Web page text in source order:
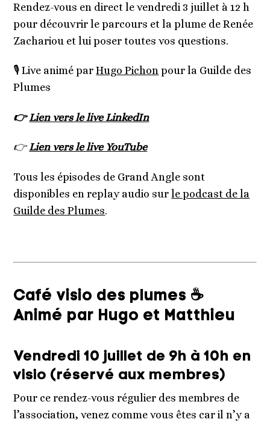
Rendez-vous en direct le vendredi 3 juillet à 12 h
pour découvrir le parcours et la plume de Renée
Zachariou et lui poser toutes vos questions.
🎙️ Live animé parHugo Pichon pour la Guilde des
Plumes
👉Lien vers le live LinkedIn
👉Lien vers le live YouTube
Tous les épisodes de Grand Angle sont
disponibles en replay audio surle podcast de la
Guilde des Plumes.
Café visio des plumes ☕
Animé par Hugo et Matthieu
Vendredi 10 juillet de 9h à 10h en
visio (réservé aux membres)
Pour ce rendez-vous régulier des membres de
l’association, venez comme vous êtes car il n’y a